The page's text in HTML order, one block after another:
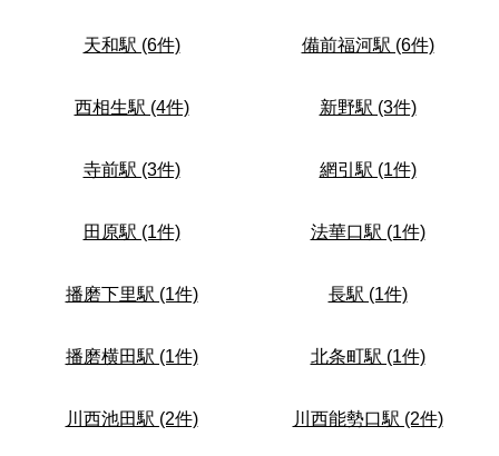
天和駅 (6件) 備前福河駅 (6件)
西相生駅 (4件) 新野駅 (3件)
寺前駅 (3件) 網引駅 (1件)
田原駅 (1件) 法華口駅 (1件)
播磨下里駅 (1件) 長駅 (1件)
播磨横田駅 (1件) 北条町駅 (1件)
川西池田駅 (2件) 川西能勢口駅 (2件)